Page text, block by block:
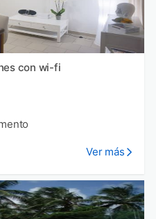
con wi-fi
Ver más